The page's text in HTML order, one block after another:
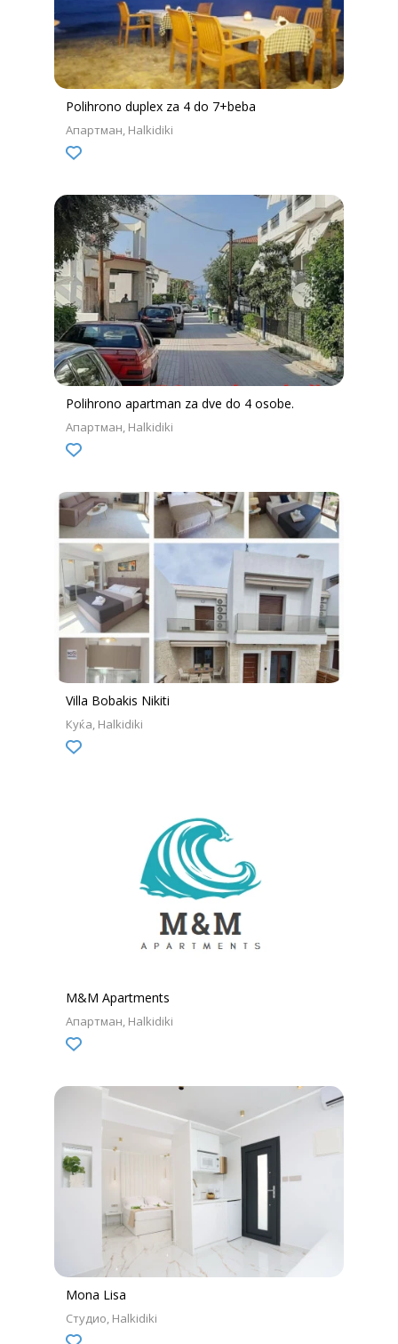
Polihrono duplex za 4 do 7+beba
Апартман Halkidiki
Polihrono apartman za dve do 4 osobe.
Апартман Halkidiki
Villa Bobakis Nikiti
Куќа Halkidiki
M&M Apartments
Апартман Halkidiki
Mona Lisa
Студио Halkidiki